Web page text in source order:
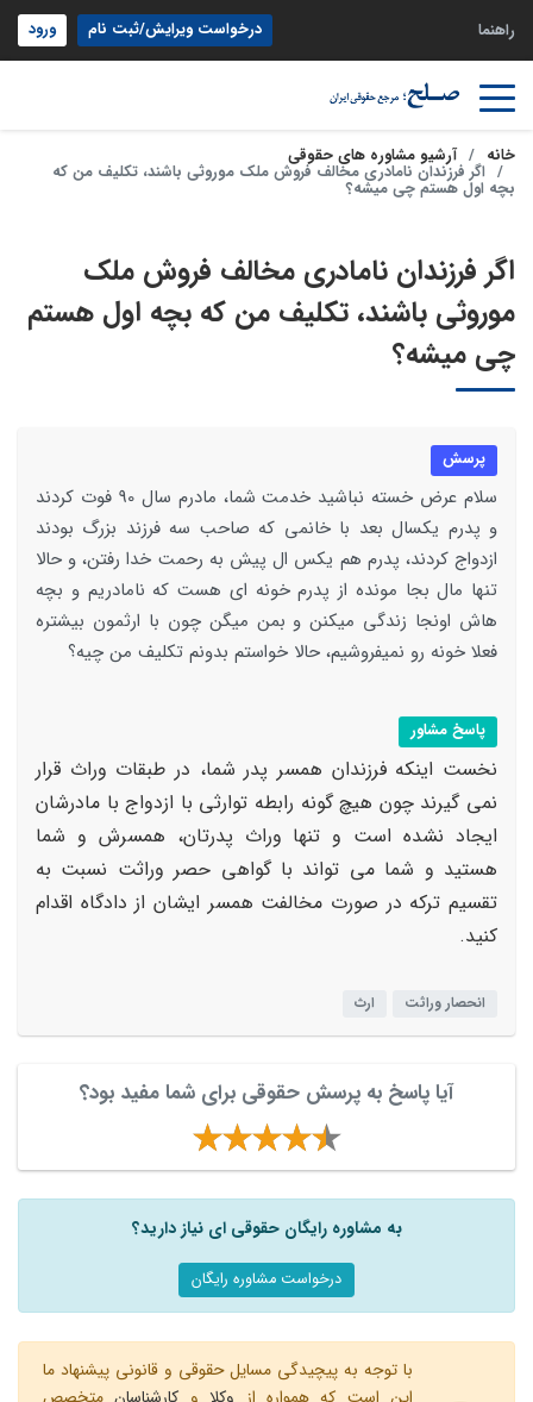
راهنما درخواست ویرایش/ثبت نام ورود
خانه آرشیو مشاوره های حقوقی
اگر فرزندان نامادری مخالف فروش ملک موروثی باشند، تکلیف من که
بچه اول هستم چی میشه؟
اگر فرزندان نامادری مخالف فروش ملک
موروثی باشند، تکلیف من که بچه اول هستم
چی میشه؟
پرسش
سلام عرض خسته نباشید خدمت شما، مادرم سال 90 فوت کردند
و پدرم یکسال بعد با خانمی که صاحب سه فرزند بزرگ بودند
ازدواج کردند، پدرم هم یکس ال پیش به رحمت خدا رفتن، و حالا
تنها مال بجا مونده از پدرم خونه ای هست که نامادریم و بچه
هاش اونجا زندگی میکنن و بمن میگن چون با ارثمون بیشتره
فعلا خونه رو نمیفروشیم، حالا خواستم بدونم تکلیف من چیه؟
پاسخ مشاور
نخست اینکه فرزندان همسر پدر شما، در طبقات وراث قرار
نمی گیرند چون هیچ گونه رابطه توارثی با ازدواج با مادرشان
ایجاد نشده است و تنها وراث پدرتان، همسرش و شما
هستید و شما می تواند با گواهی حصر وراثت نسبت به
تقسیم ترکه در صورت مخالفت همسر ایشان از دادگاه اقدام
کنید.
انحصار وراثت ارث
آیا پاسخ به پرسش حقوقی برای شما مفید بود؟
به مشاوره رایگان حقوقی ای نیاز دارید؟
درخواست مشاوره رایگان
با توجه به پیچیدگی مسایل حقوقی و قانونی پیشنهاد ما